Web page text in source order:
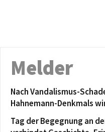
Melder
Nach Vandalismus-
Hahnemann-Denkmals
Tag der Begegnung an